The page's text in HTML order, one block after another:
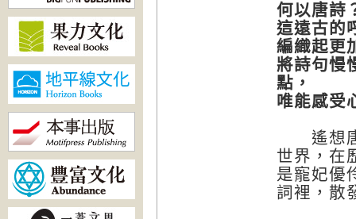
何以唐詩
這遠古的
編織起更
將詩句慢
點，
唯能感受
遙想唐
世界，在
是寵妃優
詞裡，散